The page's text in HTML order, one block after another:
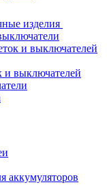
изделия
и выключателей
и выключателей
аккумуляторов